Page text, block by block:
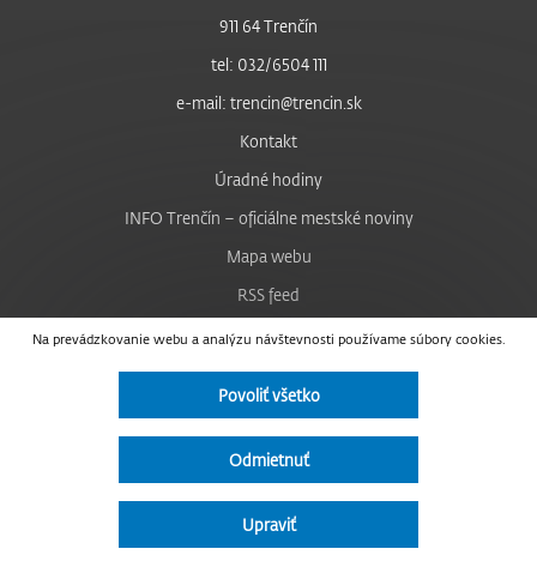
Na prevádzkovanie webu a analýzu návštevnosti používame súbory cookies.
Povoliť všetko
Odmietnuť
Upraviť
911 64 Trenčín
tel: 032/6504 111
e-mail: trencin@trencin.sk
Kontakt
Úradné hodiny
INFO Trenčín – oficiálne mestské noviny
Mapa webu
RSS feed
Nastavenie cookies
Facebook
Instagram
Vyhlásenie o prístupnosti